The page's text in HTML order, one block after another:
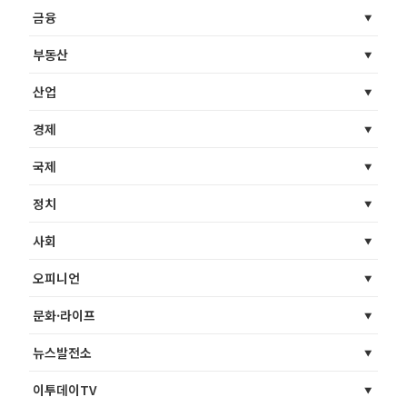
금융
부동산
산업
경제
국제
정치
사회
오피니언
문화·라이프
뉴스발전소
이투데이TV